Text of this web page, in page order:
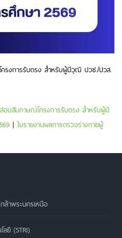
รงการรับตรง สำหรับผู้มีวุฒิ ปวช./ปวส.
อบสัมภาษณ์โครงการรับตรง สำหรับผู้มี
| ใบรายงานผลการตรวจร่างกายผู้
ล้าพระนครเหนือ
ลยี (STRI)